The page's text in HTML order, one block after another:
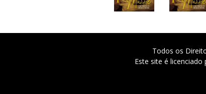
Todos os
Este site é licenciado